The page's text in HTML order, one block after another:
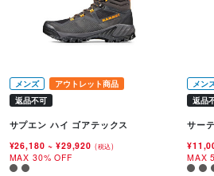
メンズ
アウトレット商品
返品不可
サプエン ハイ ゴアテックス
¥26,180~ ¥29,920 (税込)
MAX 30% OFF
メン
返品
サー
MAX